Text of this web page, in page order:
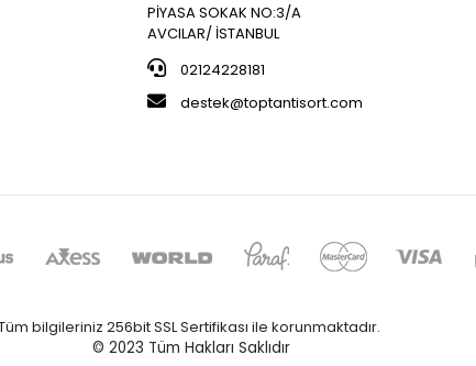
PİYASA SOKAK NO:3/A
AVCILAR/ İSTANBUL
02124228181
destek@toptantisort.com
bilgileriniz 256bit SSL Sertifikası ile korunmaktadır.
© 2023 Tüm Hakları Saklıdır